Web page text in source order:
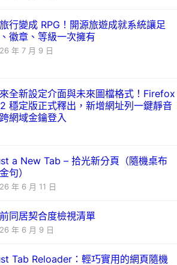
行變成 RPG！開源旅遊成就系統讓足
徽章、等級一次擁有
年 7 月 9 日
全新設定介面與未來圖檔格式！Firefox
穩定版正式釋出，新增網址列一鍵靜音
網域金鑰登入
a New Tab – 拾光新分頁（隨機桌布
句）
年 6 月 11 日
同居契合度檢視清單
年 6 月 9 日
Tab Reloader：輕巧實用的網頁隨機